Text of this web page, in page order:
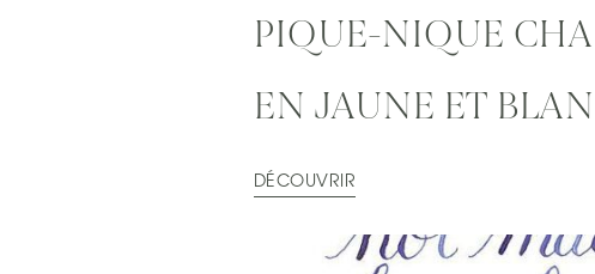
PIQUE-NIQUE
EN JAUNE ET
DÉCOUVRIR